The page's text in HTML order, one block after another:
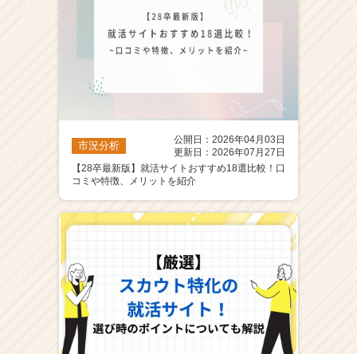
サ
キ
リ
ア
e
e
r
C
市況分析
公開日：2026年04月03日
更新日：2026年07月27日
【28卒最新版】就活サイトおすすめ18選比較！口
コミや特徴、メリットを紹介